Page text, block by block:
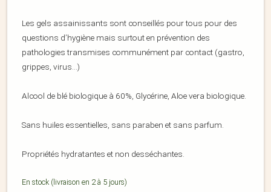
Les gels assainissants sont conseillés pour tous pour des
questions d’hygiène mais surtout en prévention des
pathologies transmises communément par contact (gastro,
grippes, virus…)
Alcool de blé biologique à 60%, Glycérine, Aloe vera biologique.
Sans huiles essentielles, sans paraben et sans parfum.
Propriétés hydratantes et non desséchantes.
En stock (livraison en 2 à 5 jours)